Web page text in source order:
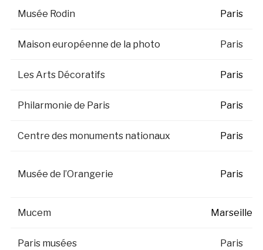
Musée Rodin Paris
Maison européenne de la photo Paris
Les Arts Décoratifs Paris
Philarmonie de Paris Paris
Centre des monuments nationaux Paris
Musée de l’Orangerie Paris
Mucem Marseille
Paris musées Paris